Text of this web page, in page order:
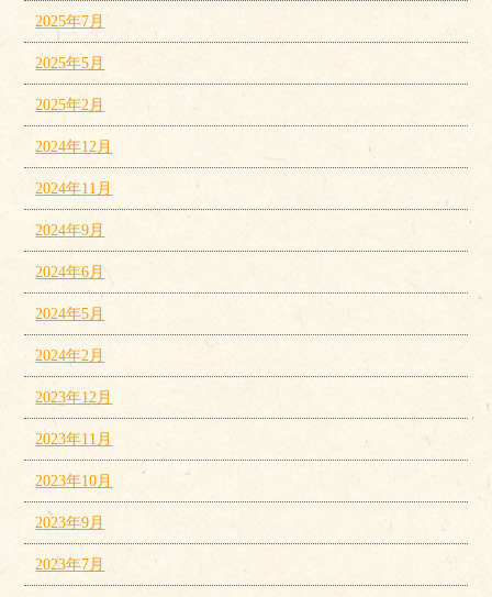
2025年7月
2025年5月
2025年2月
2024年12月
2024年11月
2024年9月
2024年6月
2024年5月
2024年2月
2023年12月
2023年11月
2023年10月
2023年9月
2023年7月